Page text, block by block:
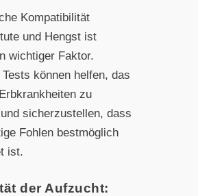
Kompatibilität
und Hengst ist
wichtiger Faktor.
können helfen, das
zu
sicherzustellen, dass
Fohlen bestmöglich
ist.
der Aufzucht: